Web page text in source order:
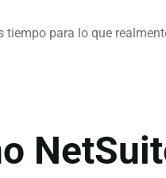
tiempo para lo que